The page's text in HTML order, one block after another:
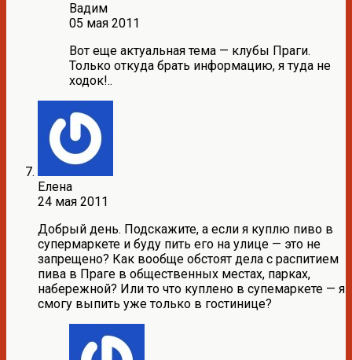
Вадим
05 мая 2011
Вот еще актуальная тема — клубы Праги.
Только откуда брать информацию, я туда не
ходок!..
Елена
24 мая 2011
Добрый день. Подскажите, а если я куплю пиво в
супермаркете и буду пить его на улице — это не
запрещено? Как вообще обстоят дела с распитием
пива в Праге в общественных местах, парках,
набережной? Или то что куплено в супемаркете — я
смогу выпить уже только в гостинице?